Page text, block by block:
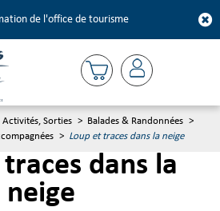
de l'office de tourisme
Activités, Sorties > Balades & Randonnées >
> Loup et traces dans la neige
dans la
neige